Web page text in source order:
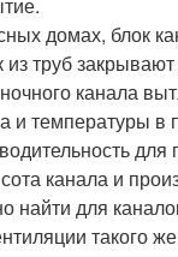
домах, блок
труб
канала
и температуры
канала и
для
такого